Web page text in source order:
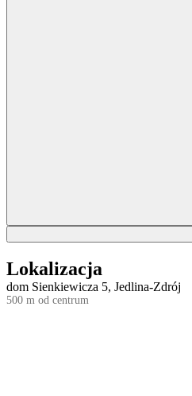
Lokalizacja
dom Sienkiewicza 5, Jedlina-Zdrój
500 m od centrum